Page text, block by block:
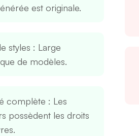
est originale.
styles : Large
de modèles.
complète : Les
possèdent les droits